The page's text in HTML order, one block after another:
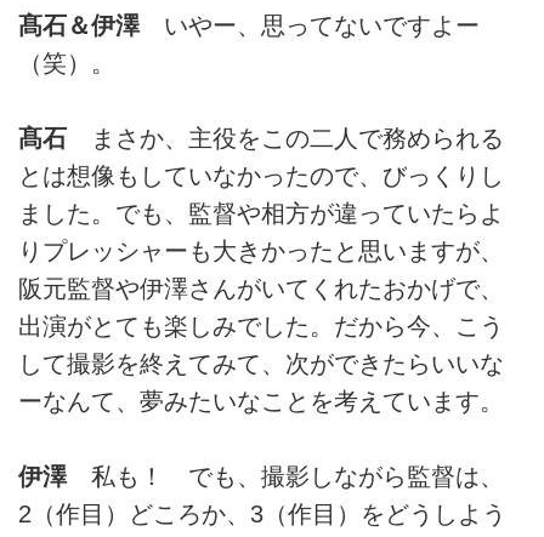
髙石＆伊澤いやー、思ってないですよー
（笑）。
髙石 まさか、主役をこの二人で務められる
とは想像もしていなかったので、びっくりし
ました。でも、監督や相方が違っていたらよ
りプレッシャーも大きかったと思いますが、
阪元監督や伊澤さんがいてくれたおかげで、
出演がとても楽しみでした。だから今、こう
して撮影を終えてみて、次ができたらいいな
ーなんて、夢みたいなことを考えています。
伊澤私も！ でも、撮影しながら監督は、
2（作目）どころか、3（作目）をどうしよう